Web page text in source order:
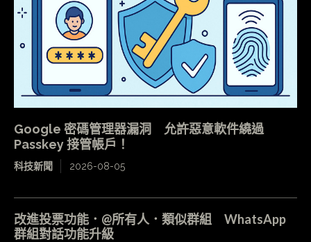
Google 密碼管理器漏洞 允許惡意軟件繞過
Passkey 接管帳戶！
科技新聞 2026-08-05
改進投票功能．@所有人．類似群組 WhatsApp
群組對話功能升級